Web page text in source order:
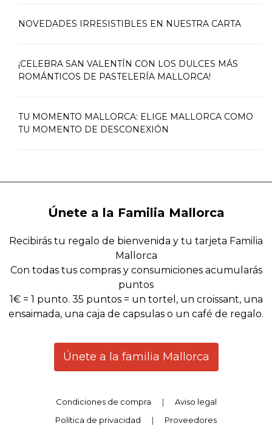
NOVEDADES IRRESISTIBLES EN NUESTRA CARTA
¡CELEBRA SAN VALENTÍN CON LOS DULCES MÁS
ROMÁNTICOS DE PASTELERÍA MALLORCA!
TU MOMENTO MALLORCA: ELIGE MALLORCA COMO
TU MOMENTO DE DESCONEXIÓN
Únete a la Familia Mallorca
Recibirás tu regalo de bienvenida y tu tarjeta Familia
Mallorca
Con todas tus compras y consumiciones acumularás
puntos
1€ = 1 punto. 35 puntos = un tortel, un croissant, una
ensaimada, una caja de capsulas o un café de regalo.
Únete a la familia Mallorca
Condiciones de compra |
Aviso legal
Política de privacidad
| Proveedores